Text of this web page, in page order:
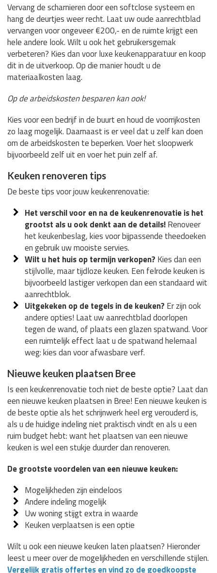
Vervang de scharnieren door een softclose systeem en
hang de deurtjes weer recht. Laat uw oude aanrechtblad
vervangen voor ongeveer €200,- en de ruimte krijgt een
hele andere look. Wilt u ook het gebruikersgemak
verbeteren? Kies dan voor luxe keukenapparatuur en koop
dit in de uitverkoop. Op die manier houdt u de
materiaalkosten laag.
Op de arbeidskosten besparen kan ook!
Kies voor een bedrijf in de buurt en houd de voorrijkosten
zo laag mogelijk. Daarnaast is er veel dat u zelf kan doen
om de arbeidskosten te beperken. Voer het sloopwerk
bijvoorbeeld zelf uit en voer het puin zelf af.
Keuken renoveren tips
De beste tips voor jouw keukenrenovatie:
Het verschil voor en na de keukenrenovatie is het
grootst als u ook denkt aan de details!Renoveer
het keukenbeslag, kies voor bijpassende theedoeken
en gebruik uw mooiste servies.
Wilt u het huis op termijn verkopen? Kies dan een
stijlvolle, maar tijdloze keuken. Een felrode keuken is
bijvoorbeeld lastiger verkopen dan een standaard wit
aanrechtblok.
Uitgekeken op de tegels in de keuken? Er zijn ook
andere opties! Laat uw aanrechtblad doorlopen
tegen de wand, of plaats een glazen spatwand. Voor
een ruimtelijk effect laat u de spatwand helemaal
weg: kies dan voor afwasbare verf.
Nieuwe keuken plaatsen Bree
Is een keukenrenovatie toch niet de beste optie? Laat dan
een nieuwe keuken plaatsen in Bree! Een nieuwe keuken is
de beste optie als het schrijnwerk heel erg verouderd is,
als u de huidige indeling niet praktisch vindt en als u een
ruim budget hebt: want het plaatsen van een nieuwe
keuken is wel een stukje duurder dan renoveren.
De grootste voordelen van een nieuwe keuken:
Mogelijkheden zijn eindeloos
Andere indeling mogelijk
Uw woning stijgt extra in waarde
Keuken verplaatsen is een optie
Wilt u ook een nieuwe keuken laten plaatsen? Hieronder
leest u meer over de mogelijkheden en verschillende stijlen.
Vergelijk gratis offertes en vind zo de goedkoopste